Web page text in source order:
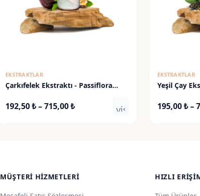
EKSTRAKTLAR
Çarkıfelek Ekstraktı - Passiflora
192,50₺–715,00₺Fiyat
visibility
EKSTRAKTLAR
Yeşil Çay
195,00₺–
MÜŞTERI HIZMETLERI HIZLI